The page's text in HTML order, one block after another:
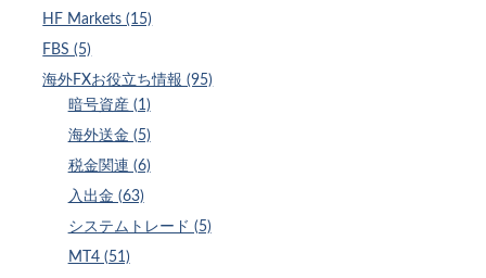
HF Markets (15)
FBS (5)
海外FXお役立ち情報 (95)
暗号資産 (1)
海外送金 (5)
税金関連 (6)
入出金 (63)
システムトレード (5)
MT4 (51)